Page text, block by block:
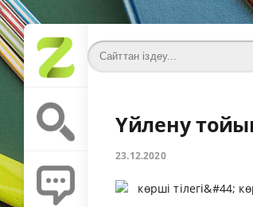
Үйлену
23.12.2020